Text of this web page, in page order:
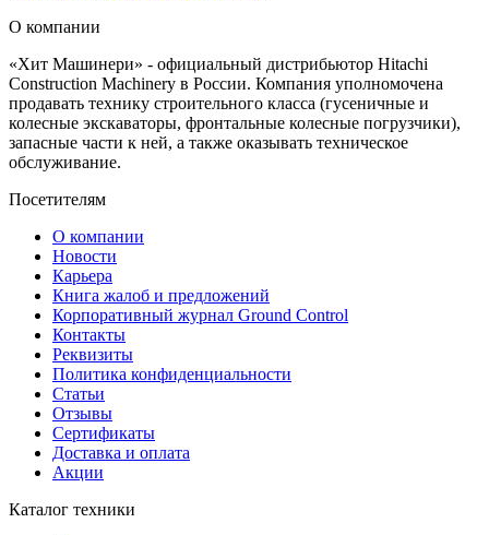
О компании
«Хит Машинери» - официальный дистрибьютор Hitachi
Construction Machinery в России. Компания уполномочена
продавать технику строительного класса (гусеничные и
колесные экскаваторы, фронтальные колесные погрузчики),
запасные части к ней, а также оказывать техническое
обслуживание.
Посетителям
О компании
Новости
Карьера
Книга жалоб и предложений
Корпоративный журнал Ground Control
Контакты
Реквизиты
Политика конфиденциальности
Статьи
Отзывы
Сертификаты
Доставка и оплата
Акции
Каталог техники